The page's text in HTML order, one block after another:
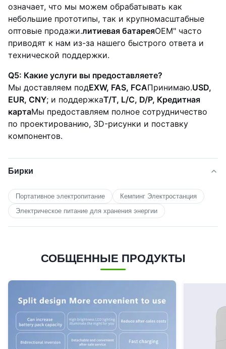
означает, что мы можем обрабатывать как
небольшие прототипы, так и крупномасштабные
оптовые продажи.литиевая батареяOEM" часто
приводят к нам из-за нашего быстрого ответа и
технической поддержки.
Q5: Какие услуги вы предоставляете?
Мы доставляем подEXW, FAS, FCAПринимаю.USD,
EUR, CNY; и поддержкаT/T, L/C, D/P, Кредитная
картаМы предоставляем полное сотрудничество
по проектированию, 3D-рисунки и поставку
компонентов.
Бирки
Портативное электропитание
Кемпинг Электростанция
Электрическое питание для хранения энергии
СОБЩЕННЫЕ ПРОДУКТЫ